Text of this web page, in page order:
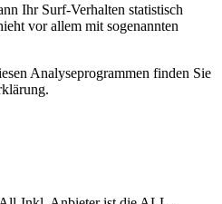
Ihr Surf-Verhalten statistisch
vor allem mit sogenannten
Analyseprogrammen finden Sie